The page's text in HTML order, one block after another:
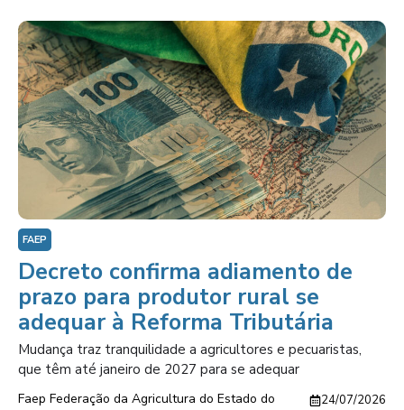
FAEP
Decreto confirma adiamento de
prazo para produtor rural se
adequar à Reforma Tributária
Mudança traz tranquilidade a agricultores e pecuaristas,
que têm até janeiro de 2027 para se adequar
Faep Federação da Agricultura do Estado do
24/07/2026